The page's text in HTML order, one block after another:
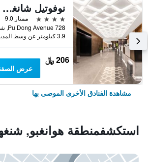
نوفوتيل شانغهاي أتلانتس
4 نجوم
ممتاز 9.0
3.9 كيلومتر عن وسط المدينة
206 ﷼
عرض
مشاهدة الفنادق الأخرى الموصى بها
استكشفمنطقة هوانغبو,